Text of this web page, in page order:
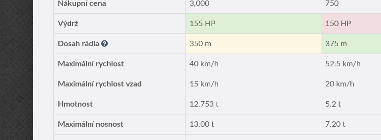
Nákupní cena 3,000 750
Výdrž 155 HP 150 HP
Dosah rádia 350 m 375 m
Maximální rychlost 40 km/h 52.5 km/h
Maximální rychlost vzad 15 km/h 20 km/h
Hmotnost 12.753 t 5.2 t
Maximální nosnost 13.00 t 7.20 t